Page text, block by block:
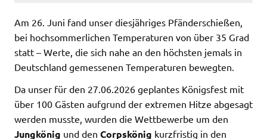
Am 26. Juni fand unser diesjähriges Pfänderschießen,
bei hochsommerlichen Temperaturen von über 35 Grad
statt – Werte, die sich nahe an den höchsten jemals in
Deutschland gemessenen Temperaturen bewegten.
Da unser für den 27.06.2026 geplantes Königsfest mit
über 100 Gästen aufgrund der extremen Hitze abgesagt
werden musste, wurden die Wettbewerbe um den
Jungkönig und den Corpskönig kurzfristig in den